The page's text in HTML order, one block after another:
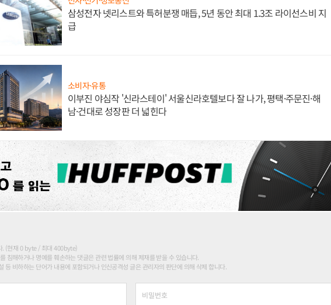
삼성전자 넷리스트와 특허분쟁 매듭, 5년 동안 최대 1.3조 라이선스비 지
급
소비자·유통
이부진 야심작 '신라스테이' 서울신라호텔보다 잘 나가, 평택·주문진·해
남·건대로 성장판 더 넓힌다
. (현재 0 byte / 최대 400byte)
침해하거나 명예를 훼손하는 댓글은 관련 법률에 의해 제재를 받을 수 있습니다.
등 비하하는 단어가 내용에 포함되거나 인신공격성 글은 관리자의 판단에 의해 삭제 합니다.